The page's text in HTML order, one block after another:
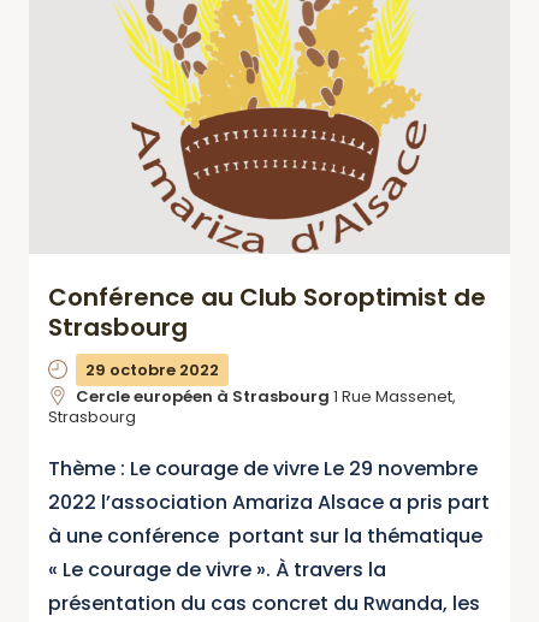
Conférence au Club Soroptimist de
Strasbourg
29 octobre 2022
Cercle européen à Strasbourg 1 Rue Massenet,
Strasbourg
Thème : Le courage de vivre Le 29 novembre
2022 l’association Amariza Alsace a pris part
à une conférence portant sur la thématique
« Le courage de vivre ». À travers la
présentation du cas concret du Rwanda, les